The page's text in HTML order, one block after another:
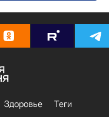
РФ
Федеральная служба государственной статистики (Росстат)
Здоровье
Теги